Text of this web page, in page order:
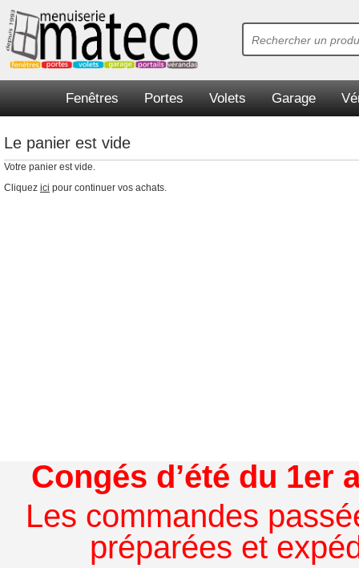
Fenêtres Portes Volets Garage
Le panier est vide
Votre panier est vide.
Cliquez ici pour continuer vos achats.
Congés d’été du 1er
Les commandes
préparées et